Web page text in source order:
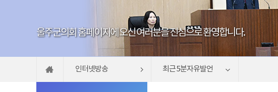
울주군의회 홈페이지에 오신 여러분을 진심으로 환영합니다.
인터넷방송 최근 5분자유발언